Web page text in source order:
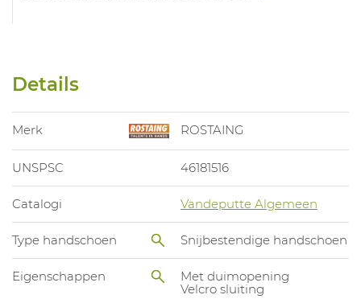
Details
Merk ROSTAING
UNSPSC 46181516
Catalogi Vandeputte Algemeen
Type handschoen Snijbestendige handschoen
Eigenschappen
Met duimopening
Velcro sluiting